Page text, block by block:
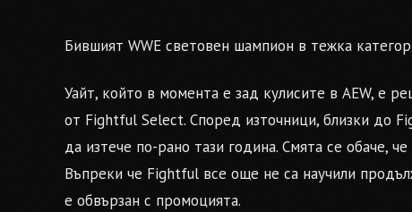
Бившият WWE световен шампион в тежка
Уайт, който в момента е зад кулисите в AEW, е
от Fightful Select. Според източници, близки до
да изтече по-рано тази година. Смята се обаче,
Въпреки че Fightful все още не са научили
е обвързан с промоцията.